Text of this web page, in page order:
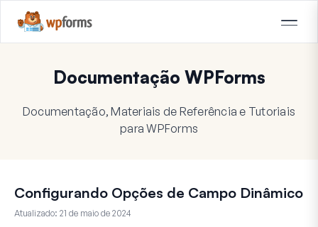
Documentação WPForms
Documentação, Materiais de Referência e Tutoriais
para WPForms
Configurando Opções de Campo Dinâmico
Atualizado: 21 de maio de 2024